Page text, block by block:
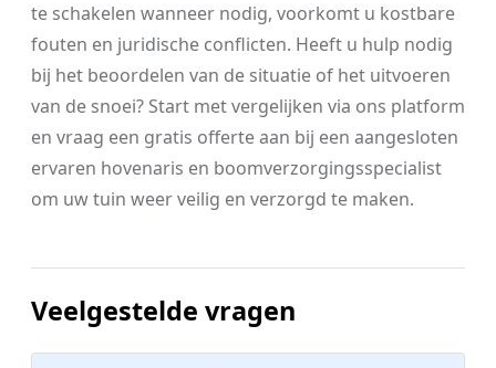
te schakelen wanneer nodig, voorkomt u kostbare
fouten en juridische conflicten. Heeft u hulp nodig
bij het beoordelen van de situatie of het uitvoeren
van de snoei? Start met vergelijken via ons platform
en vraag een gratis offerte aan bij een aangesloten
ervaren hovenaris en boomverzorgingsspecialist
om uw tuin weer veilig en verzorgd te maken.
Veelgestelde vragen